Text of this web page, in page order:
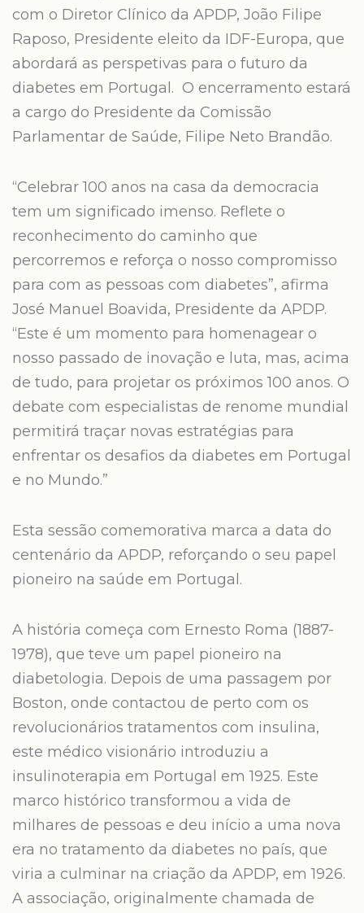
com o Diretor Clínico da APDP, João Filipe
Raposo, Presidente eleito da IDF-Europa, que
abordará as perspetivas para o futuro da
diabetes em Portugal. O encerramento estará
a cargo do Presidente da Comissão
Parlamentar de Saúde, Filipe Neto Brandão.
“Celebrar 100 anos na casa da democracia
tem um significado imenso. Reflete o
reconhecimento do caminho que
percorremos e reforça o nosso compromisso
para com as pessoas com diabetes”, afirma
José Manuel Boavida, Presidente da APDP.
“Este é um momento para homenagear o
nosso passado de inovação e luta, mas, acima
de tudo, para projetar os próximos 100 anos. O
debate com especialistas de renome mundial
permitirá traçar novas estratégias para
enfrentar os desafios da diabetes em Portugal
e no Mundo.”
Esta sessão comemorativa marca a data do
centenário da APDP, reforçando o seu papel
pioneiro na saúde em Portugal.
A história começa com Ernesto Roma (1887-
1978), que teve um papel pioneiro na
diabetologia. Depois de uma passagem por
Boston, onde contactou de perto com os
revolucionários tratamentos com insulina,
este médico visionário introduziu a
insulinoterapia em Portugal em 1925. Este
marco histórico transformou a vida de
milhares de pessoas e deu início a uma nova
era no tratamento da diabetes no país, que
viria a culminar na criação da APDP, em 1926.
A associação, originalmente chamada de